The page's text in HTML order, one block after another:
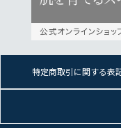
特定商取引に関する表